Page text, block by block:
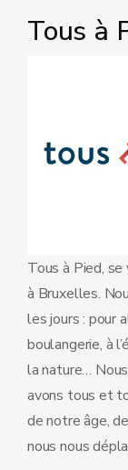
Tous à
Tous à Pied,
à Bruxelles.
les jours : pour
boulangerie, à
la nature…
avons tous et
de notre âge,
nous nous